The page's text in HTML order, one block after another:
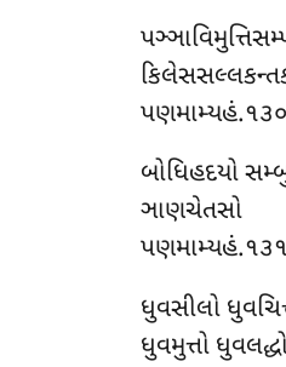
બોધિહદયો
ધુવસીલો
ધુવમુત્તો